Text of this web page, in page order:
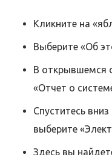
Кликните на
Выберите «Об
В открывшемся
«Отчет о
Спуститесь
выберите
Здесь вы